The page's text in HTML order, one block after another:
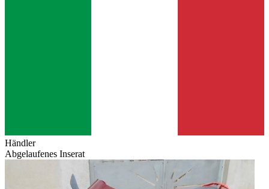
Händler
Abgelaufenes Inserat